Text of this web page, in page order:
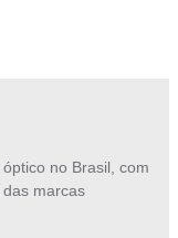
no Brasil, com
marcas